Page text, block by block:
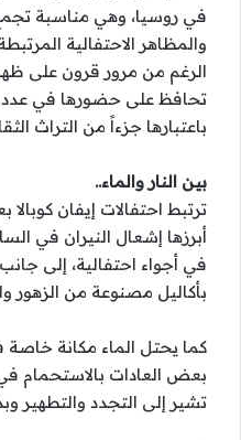
في روسيا، وهي مناسبة
والمظاهر الاحتفالية
الرغم من مرور قرون على
تحافظ على حضورها في عدد
باعتبارها جزءاً من التراث
بين النار والماء..
ترتبط احتفالات إيفان
أبرزها إشعال النيران في
في أجواء احتفالية، إلى
بأكاليل مصنوعة من الزهور
كما يحتل الماء مكانة
بعض العادات بالاستحمام في
تشير إلى التجدد والتطهير